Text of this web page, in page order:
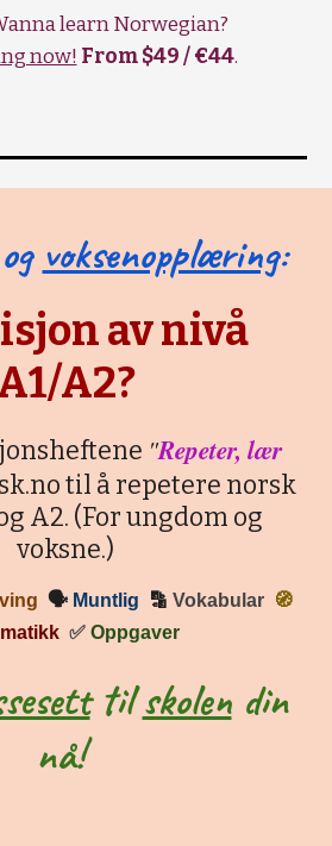
learn Norwegian?
now! From $49 / €44.
voksenopplæring:
av nivå
A2?
"Repeter, lær
til å repetere norsk
A2. (For ungdom og
voksne.)
🗣 Muntlig 🔡 Vokabular
🧭
✅ Oppgaver
tilskolendin
nå!